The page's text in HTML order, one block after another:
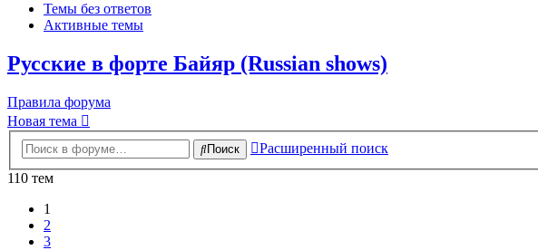
Темы без ответов
Активные темы
Русские в форте Байяр (Russian shows)
Правила форума
Новая тема
Поиск
Расширенный поиск
110 тем
1
2
3